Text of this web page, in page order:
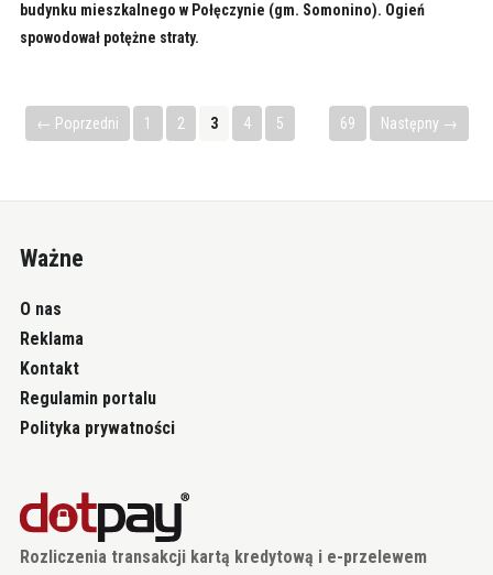
budynku mieszkalnego w Połęczynie (gm. Somonino). Ogień
spowodował potężne straty.
← Poprzedni 1 2 3 4 5 69 Następny →
Ważne
O nas
Reklama
Kontakt
Regulamin portalu
Polityka prywatności
Rozliczenia transakcji kartą kredytową i e-przelewem